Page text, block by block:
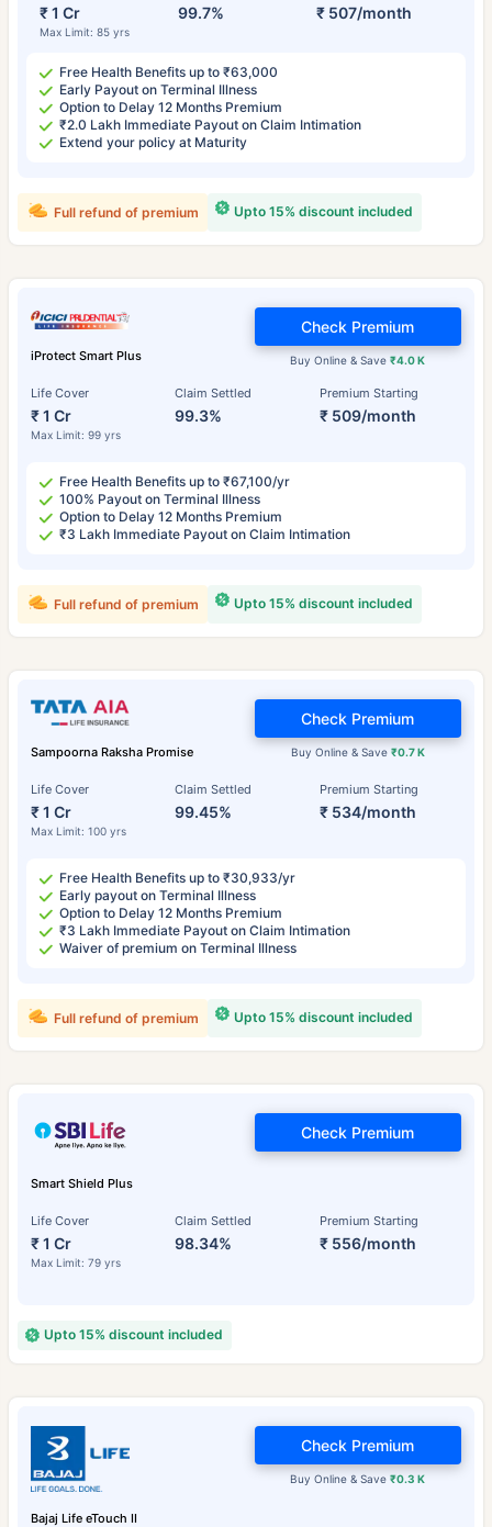
₹ 1 Cr
Max Limit: 85 yrs
99.7% ₹ 507/month
Free Health Benefits up to ₹63,000
Early Payout on Terminal Illness
Option to Delay 12 Months Premium
₹2.0 Lakh Immediate Payout on Claim Intimation
Extend your policy at Maturity
Upto 15% discount included
Full refund of premium
iProtect Smart Plus
Life Cover
₹ 1 Cr
Max Limit: 99 yrs
Claim Settled
99.3%
Premium Starting
₹ 509/month
Buy Online & Save₹4.0 K
Check Premium
Free Health Benefits up to ₹67,100/yr
100% Payout on Terminal Illness
Option to Delay 12 Months Premium
₹3 Lakh Immediate Payout on Claim Intimation
Upto 15% discount included
Full refund of premium
Sampoorna Raksha Promise
Life Cover
₹ 1 Cr
Max Limit: 100 yrs
Claim Settled
99.45%
Premium Starting
₹ 534/month
Buy Online & Save ₹0.7 K
Check Premium
Free Health Benefits up to ₹30,933/yr
Early payout on Terminal Illness
Option to Delay 12 Months Premium
₹3 Lakh Immediate Payout on Claim Intimation
Waiver of premium on Terminal Illness
Upto 15% discount included
Full refund of premium
Smart Shield Plus
Life Cover
₹ 1 Cr
Max Limit: 79 yrs
Claim Settled
98.34%
Premium Starting
₹ 556/month
Check Premium
Upto 15% discount included
Bajaj Life eTouch II
Buy Online & Save₹0.3 K
Check Premium